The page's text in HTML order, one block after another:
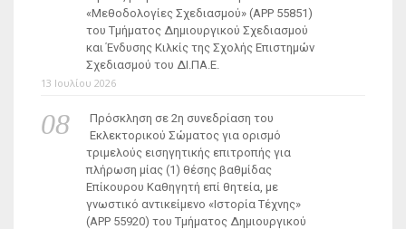
«Μεθοδολογίες Σχεδιασμού» (ΑΡΡ 55851)
του Τμήματος Δημιουργικού Σχεδιασμού
και Ένδυσης Κιλκίς της Σχολής Επιστημών
Σχεδιασμού του ΔΙ.ΠΑ.Ε.
13 Ιουλίου 2026
Πρόσκληση σε 2η συνεδρίαση του
Εκλεκτορικού Σώματος για ορισμό
τριμελούς εισηγητικής επιτροπής για
πλήρωση μίας (1) θέσης βαθμίδας
Επίκουρου Καθηγητή επί θητεία, με
γνωστικό αντικείμενο «Ιστορία Τέχνης»
(ΑΡΡ 55920) του Τμήματος Δημιουργικού